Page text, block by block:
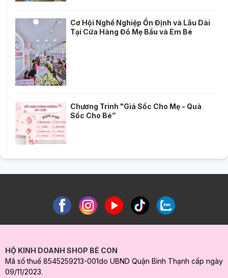
Cơ Hội Nghề Nghiệp Ổn Định và Lâu Dài
Tại Cửa Hàng Đồ Mẹ Bầu và Em Bé
Chương Trình "Giá Sốc Cho Mẹ - Quà
Sốc Cho Bé”
HỘ KINH DOANH SHOP BÉ CON
Mã số thuế 8545259213-001do UBND Quận Bình Thạnh cấp ngày
09/11/2023.